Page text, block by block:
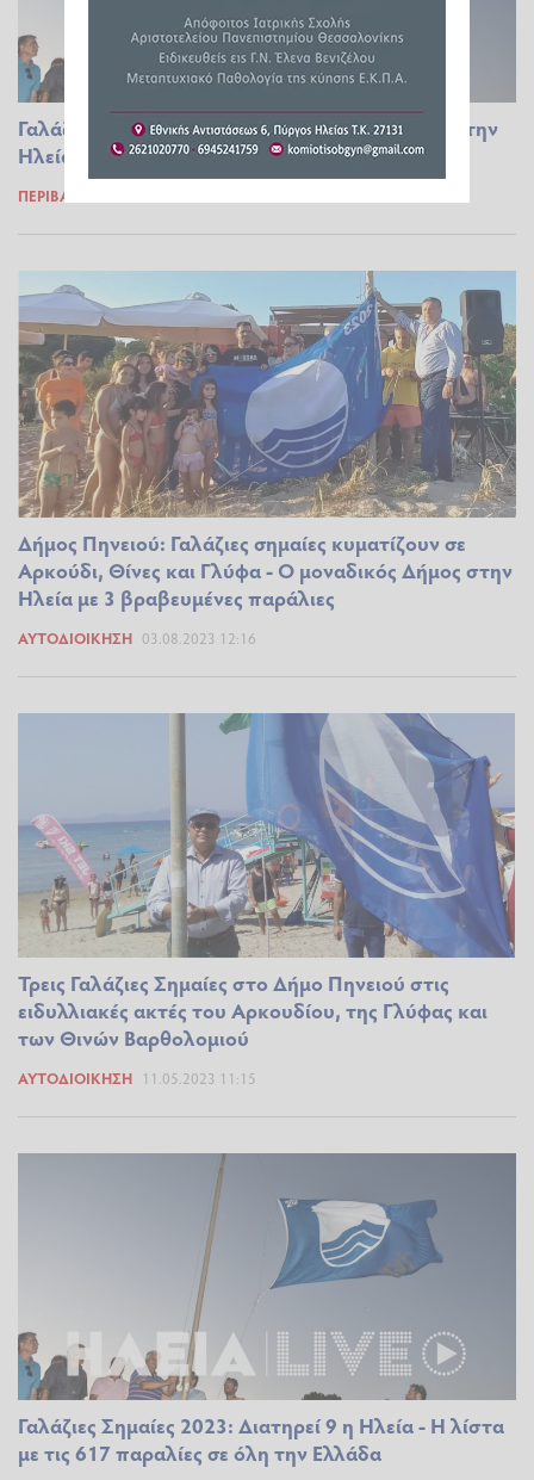
Γαλάζιες Σημαίες 2024: Μια λιγότερη φέτος για την
Ηλεία - Πρωτιά στη Δυτ. Ελλάδα
ΠΕΡΙΒΆΛΛΟΝ
Δήμος Πηνειού: Γαλάζιες σημαίες κυματίζουν σε
Αρκούδι, Θίνες και Γλύφα - Ο μοναδικός Δήμος στην
Ηλεία με 3 βραβευμένες παράλιες
ΑΥΤΟΔΙΟΊΚΗΣΗ 03.08.2023 12:16
Τρεις Γαλάζιες Σημαίες στο Δήμο Πηνειού στις
ειδυλλιακές ακτές του Αρκουδίου, της Γλύφας και
των Θινών Βαρθολομιού
ΑΥΤΟΔΙΟΊΚΗΣΗ 11.05.2023 11:15
Γαλάζιες Σημαίες 2023: Διατηρεί 9 η Ηλεία - Η λίστα
με τις 617 παραλίες σε όλη την Ελλάδα